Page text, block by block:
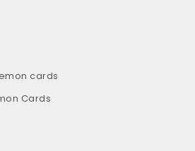
cards
Cards